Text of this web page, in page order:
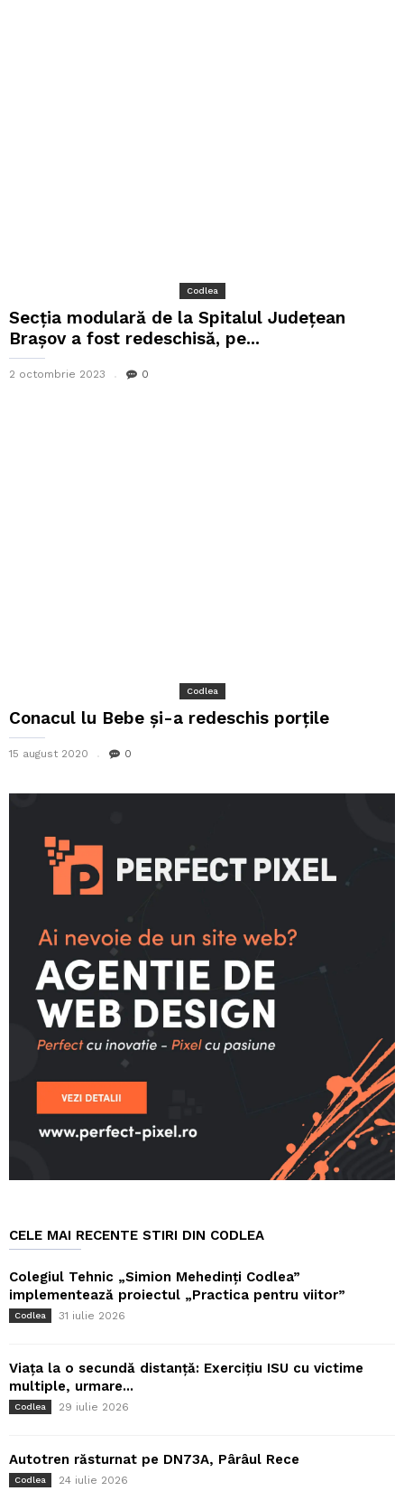
Codlea
Secţia modulară de la Spitalul Judeţean
Braşov a fost redeschisă, pe...
2 octombrie 2023 0
Codlea
Conacul lu Bebe și-a redeschis porțile
15 august 2020 0
CELE MAI RECENTE STIRI DIN CODLEA
Colegiul Tehnic „Simion Mehedinți Codlea”
implementează proiectul „Practica pentru viitor”
Codlea 31 iulie 2026
Viața la o secundă distanță: Exercițiu ISU cu victime
multiple, urmare...
Codlea 29 iulie 2026
Autotren răsturnat pe DN73A, Pârâul Rece
Codlea 24 iulie 2026